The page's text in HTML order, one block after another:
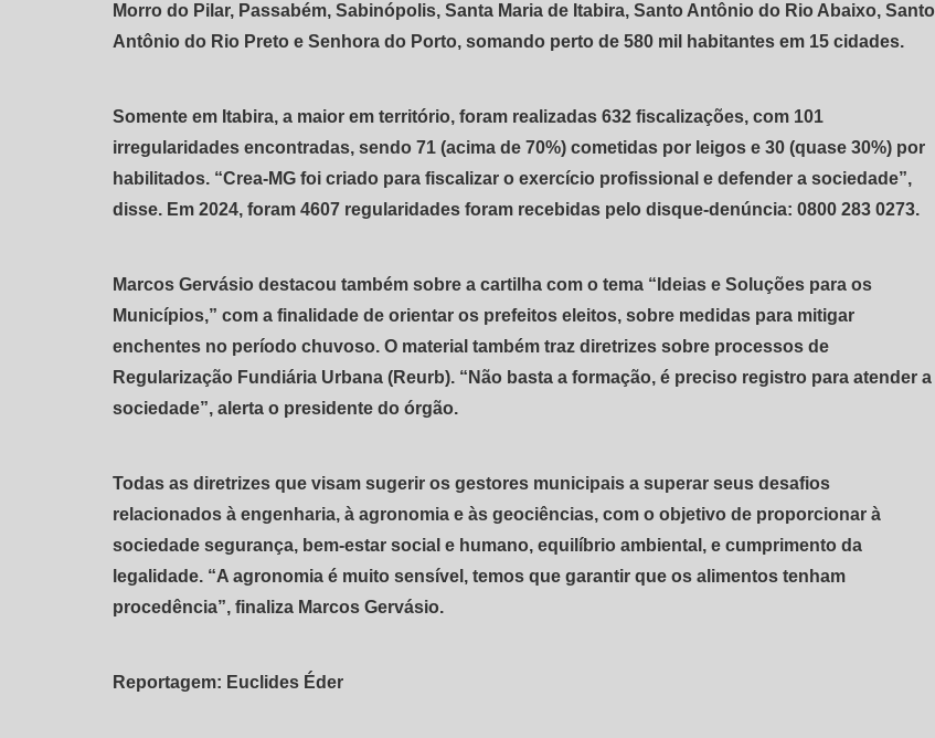
Morro do Pilar, Passabém, Sabinópolis, Santa Maria de Itabira, Santo Antônio do Rio Abaixo, Santo
Antônio do Rio Preto e Senhora do Porto, somando perto de 580 mil habitantes em 15 cidades.
Somente em Itabira, a maior em território, foram realizadas 632 fiscalizações, com 101
irregularidades encontradas, sendo 71 (acima de 70%) cometidas por leigos e 30 (quase 30%) por
habilitados. “Crea-MG foi criado para fiscalizar o exercício profissional e defender a sociedade”,
disse. Em 2024, foram 4607 regularidades foram recebidas pelo disque-denúncia: 0800 283 0273.
Marcos Gervásio destacou também sobre a cartilha com o tema “Ideias e Soluções para os
Municípios,” com a finalidade de orientar os prefeitos eleitos, sobre medidas para mitigar
enchentes no período chuvoso. O material também traz diretrizes sobre processos de
Regularização Fundiária Urbana (Reurb). “Não basta a formação, é preciso registro para atender a
sociedade”, alerta o presidente do órgão.
Todas as diretrizes que visam sugerir os gestores municipais a superar seus desafios
relacionados à engenharia, à agronomia e às geociências, com o objetivo de proporcionar à
sociedade segurança, bem-estar social e humano, equilíbrio ambiental, e cumprimento da
legalidade. “A agronomia é muito sensível, temos que garantir que os alimentos tenham
procedência”, finaliza Marcos Gervásio.
Reportagem: Euclides Éder